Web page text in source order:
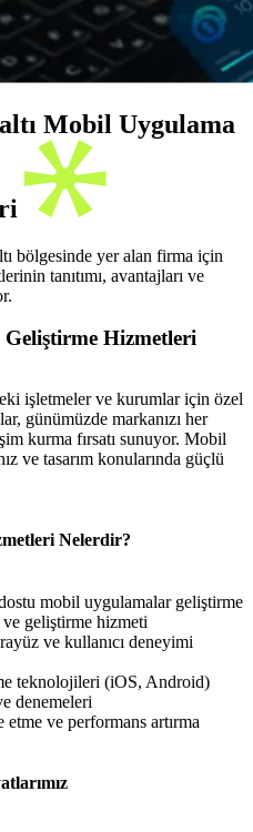
Mobil Uygulama
bölgesinde yer alan firma için
tanıtımı, avantajları ve
Hizmetleri
işletmeler ve kurumlar için özel
günümüzde markanızı her
kurma fırsatı sunuyor. Mobil
ve tasarım konularında güçlü
Nelerdir?
mobil uygulamalar geliştirme
ve geliştirme hizmeti
ve kullanıcı deneyimi
teknolojileri (iOS, Android)
denemeleri
ve performans artırma